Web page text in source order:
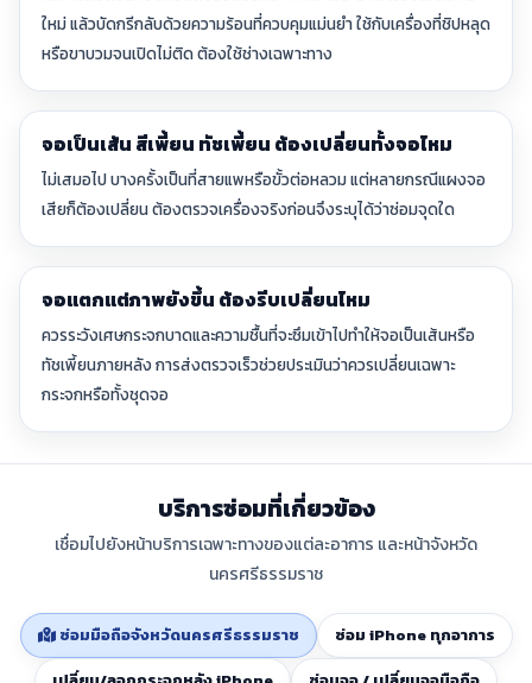
ใหม่ แล้วบัดกรีกลับด้วยความร้อนที่ควบคุมแม่นยำ ใช้กับเครื่องที่ชิปหลุด
หรือขาบวมจนเปิดไม่ติด ต้องใช้ช่างเฉพาะทาง
จอเป็นเส้น สีเพี้ยน ทัชเพี้ยน ต้องเปลี่ยนทั้งจอไหม
ไม่เสมอไป บางครั้งเป็นที่สายแพหรือขั้วต่อหลวม แต่หลายกรณีแผงจอ
เสียก็ต้องเปลี่ยน ต้องตรวจเครื่องจริงก่อนจึงระบุได้ว่าซ่อมจุดใด
จอแตกแต่ภาพยังขึ้น ต้องรีบเปลี่ยนไหม
ควรระวังเศษกระจกบาดและความชื้นที่จะซึมเข้าไปทำให้จอเป็นเส้นหรือ
ทัชเพี้ยนภายหลัง การส่งตรวจเร็วช่วยประเมินว่าควรเปลี่ยนเฉพาะ
กระจกหรือทั้งชุดจอ
บริการซ่อมที่เกี่ยวข้อง
เชื่อมไปยังหน้าบริการเฉพาะทางของแต่ละอาการ และหน้าจังหวัด
นครศรีธรรมราช
ซ่อมมือถือจังหวัดนครศรีธรรมราช
ซ่อม iPhone ทุกอาการ